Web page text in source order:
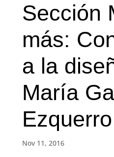
Sección
más:
a la
María
Nov 11, 2016